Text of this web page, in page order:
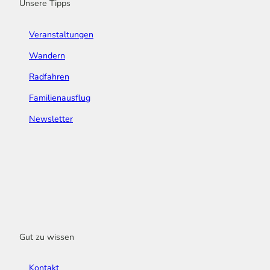
Unsere Tipps
Veranstaltungen
Wandern
Radfahren
Familienausflug
Newsletter
Gut zu wissen